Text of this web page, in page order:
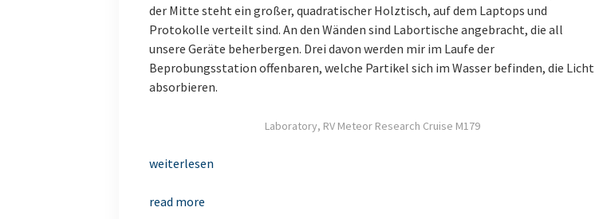
der Mitte steht ein großer, quadratischer Holztisch, auf dem Laptops und
Protokolle verteilt sind. An den Wänden sind Labortische ­­angebracht, die all
unsere Geräte beherbergen. Drei davon werden mir im Laufe der
Beprobungsstation offenbaren, welche Partikel sich im Wasser befinden, die Licht
absorbieren.
Laboratory, RV Meteor Research Cruise M179
weiterlesen
read more